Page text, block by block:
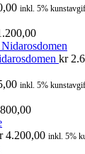
inkl. 5%
kr
inkl. 5%
4.200,00 inkl. 5%